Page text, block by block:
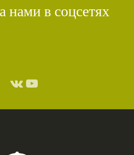
нами в соцсетях